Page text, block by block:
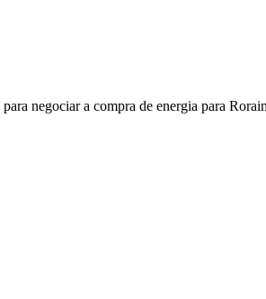
negociar a compra de energia para